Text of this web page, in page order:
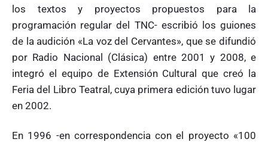
los textos y proyectos propuestos para la
programación regular del TNC- escribió los guiones
de la audición «La voz del Cervantes», que se difundió
por Radio Nacional (Clásica) entre 2001 y 2008, e
integró el equipo de Extensión Cultural que creó la
Feria del Libro Teatral, cuya primera edición tuvo lugar
en 2002.
En 1996 -en correspondencia con el proyecto «100